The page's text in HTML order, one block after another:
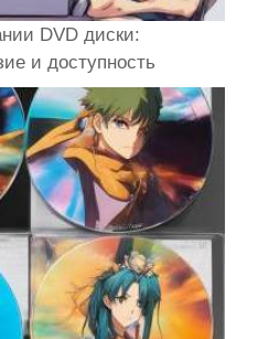
DVD диски:
и доступность